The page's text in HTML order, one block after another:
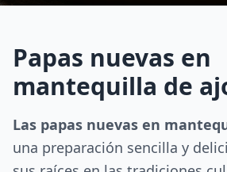
Papas nuevas en
mantequilla de
Las papas nuevas en
una preparación sencilla y